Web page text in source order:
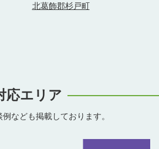
北葛飾郡杉戸町
応エリア
なども掲載しております。